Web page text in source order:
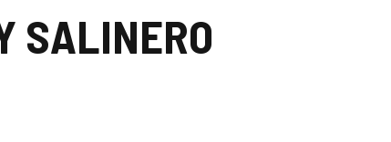
SALINERO